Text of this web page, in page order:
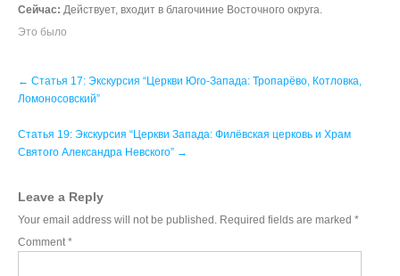
Сейчас: Действует, входит в благочиние Восточного округа.
Это было
navigation
← Статья 17: Экскурсия “Церкви Юго-Запада: Тропарёво, Котловка,
Ломоносовский”
Статья 19: Экскурсия “Церкви Запада: Филёвская церковь и Храм
Святого Александра Невского” →
Leave a Reply
Your email address will not be published. Required fields are marked *
Comment*